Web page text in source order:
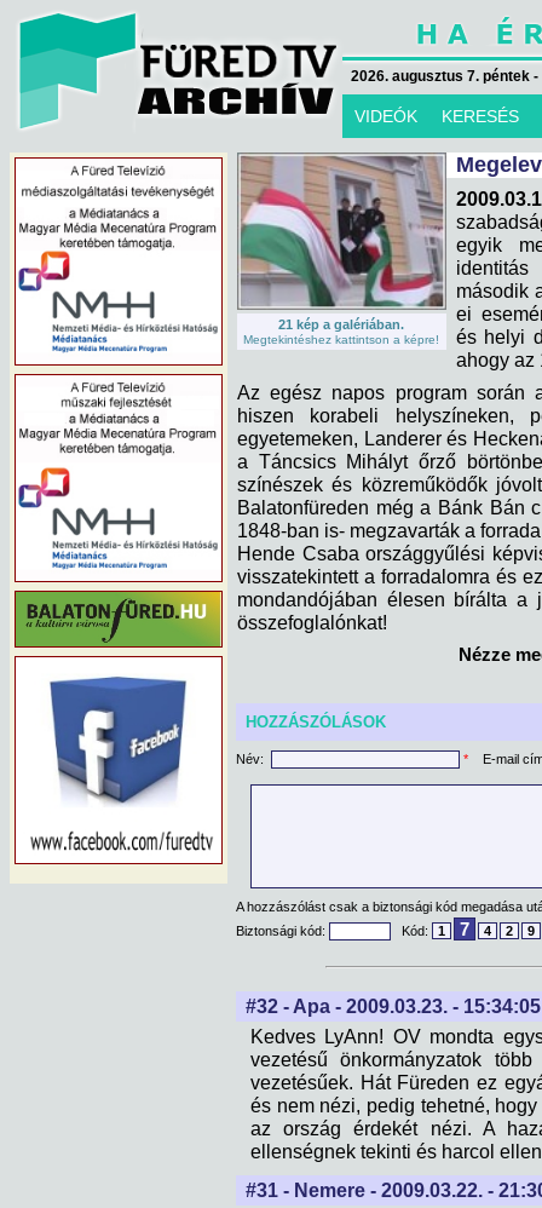
2026. augusztus 7. péntek
VIDEÓK KERESÉS
21 kép a galériában.
Megtekintéshez kattintson a képre!
egyik
identitás
második
ei
és helyi
ahogy az
Az egész napos program során
hiszen korabeli
egyetemeken, Landerer és
a Táncsics Mihályt őrző
színészek és közreműködők
Balatonfüreden még a Bánk Bán
1848-ban is- megzavarták a
Hende Csaba országgyűlési
visszatekintett a forradalomra és
mondandójában élesen bírálta a
összefoglalónkat!
Nézze
HOZZÁSZÓLÁSOK
Név: * E-mail
A hozzászólást csak a biztonsági kód megadása
Biztonsági kód:
Kód: 1 7 4 2 9
#32 - Apa - 2009.03.23. - 15:34:05
Kedves LyAnn! OV mondta
vezetésű önkormányzatok
vezetésűek. Hát Füreden ez
és nem nézi, pedig tehetné,
az ország érdekét nézi. A
ellenségnek tekinti és harcol
#31 - Nemere - 2009.03.22. -